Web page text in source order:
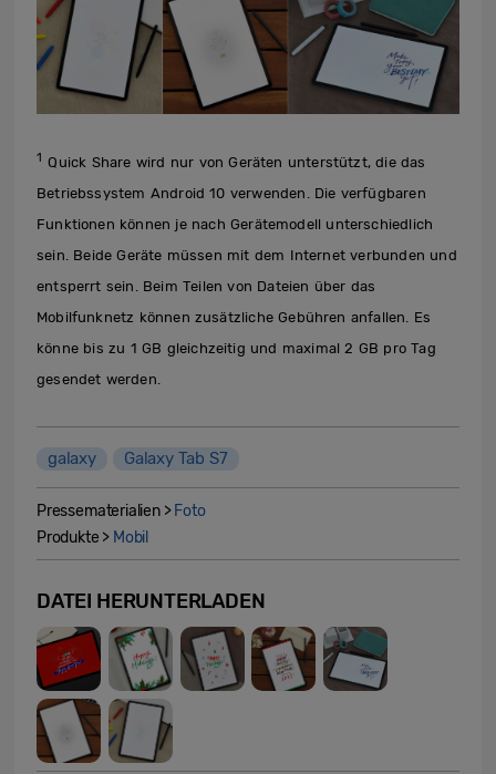
1 Quick Share wird nur von Geräten unterstützt, die das
Betriebssystem Android 10 verwenden. Die verfügbaren
Funktionen können je nach Gerätemodell unterschiedlich
sein. Beide Geräte müssen mit dem Internet verbunden und
entsperrt sein. Beim Teilen von Dateien über das
Mobilfunknetz können zusätzliche Gebühren anfallen. Es
könne bis zu 1 GB gleichzeitig und maximal 2 GB pro Tag
gesendet werden.
galaxy Galaxy Tab S7
Pressematerialien > Foto
Produkte > Mobil
DATEI HERUNTERLADEN